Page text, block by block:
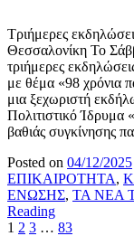
Τριήμερες
Θεσσαλονίκη Το
τριήμερες
με θέμα «98 χρόνια
μια ξεχωριστή
Πολιτιστικό Ίδρυμα
βαθιάς συγκίνησης
Posted on 04/12/2025
ΕΠΙΚΑΙΡΟΤΗΤΑ,
ΕΝΩΣΗΣ, ΤΑ ΝΕΑ
Reading
1 2 3 … 83